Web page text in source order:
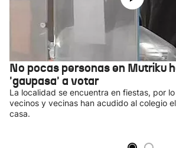
No pocas personas en Mutriku
'gaupasa' a votar
La localidad se encuentra en fiestas, por
vecinos y vecinas han acudido al colegio
casa.